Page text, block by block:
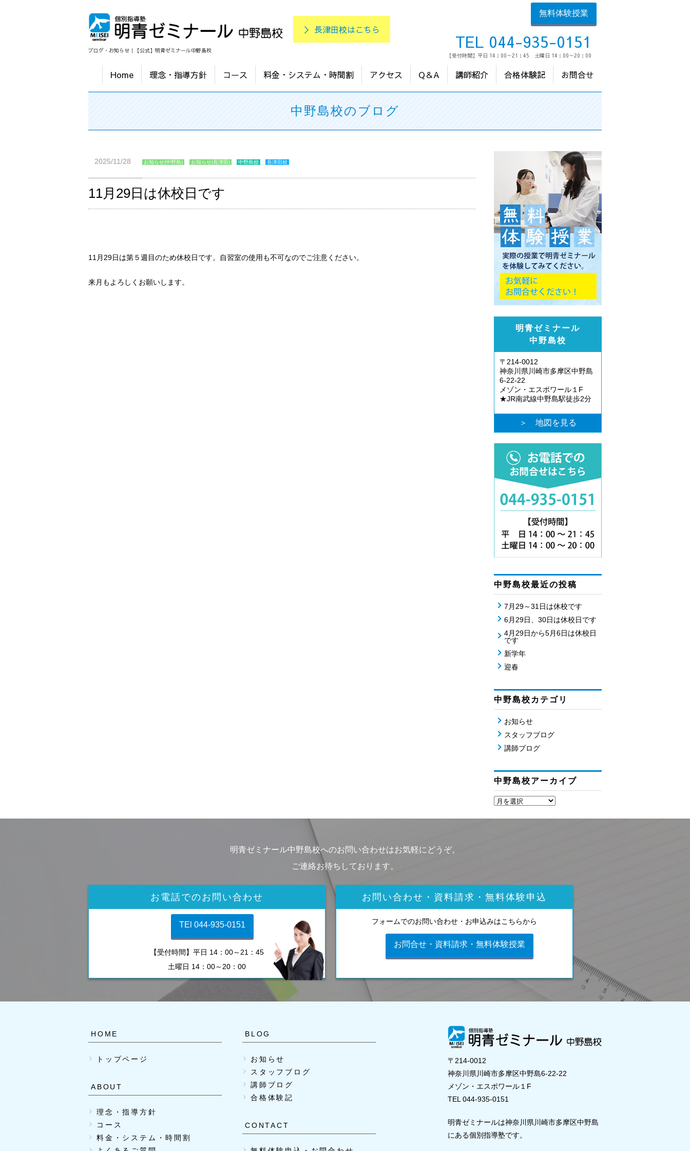
＞ 長津田校はこちら
ブログ・お知らせ｜【公式】明青ゼミナール中野島校
無料体験授業
TEL 044-935-0151
【受付時間】平日 14：00～21：45 土曜日 14：00～20：00
Home 理念・指導方針 コース 料金・システム・時間割 アクセス Q＆A 講師紹介 合格体験記 お問合せ
中野島校のブログ
2025/11/28 お知らせ(中野島) お知らせ(長津田) 中野島校 長津田校
11月29日は休校日です
11月29日は第５週目のため休校日です。自習室の使用も不可なのでご注意ください。
来月もよろしくお願いします。
明青ゼミナール
中野島校
〒214-0012
神奈川県川崎市多摩区中野島
6-22-22
メゾン・エスポワール１F
★JR南武線中野島駅徒歩2分
＞ 地図を見る
中野島校最近の投稿
7月29～31日は休校です
6月29日、30日は休校日です
4月29日から5月6日は休校日
です
新学年
迎春
中野島校カテゴリ
お知らせ
スタッフブログ
講師ブログ
中野島校アーカイブ
明青ゼミナール中野島校へのお問い合わせはお気軽にどうぞ。
ご連絡お待ちしております。
お電話でのお問い合わせ
TEl 044-935-0151
【受付時間】平日 14：00～21：45
土曜日 14：00～20：00
お問い合わせ・資料請求・無料体験申込
フォームでのお問い合わせ・お申込みはこちらから
お問合せ・資料請求・無料体験授業
HOME
トップページ
ABOUT
理念・指導方針
コース
料金・システム・時間割
BLOG
お知らせ
スタッフブログ
講師ブログ
合格体験記
CONTACT
〒214-0012
神奈川県川崎市多摩区中野島6-22-22
メゾン・エスポワール１F
TEL 044-935-0151
明青ゼミナールは神奈川県川崎市多摩区中野島
にある個別指導塾です。